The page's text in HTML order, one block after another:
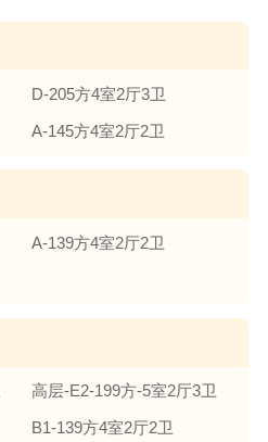
D-205方4室2厅3卫
A-145方4室2厅2卫
A-139方4室2厅2卫
高层-E2-199方-5室2厅3卫
B1-139方4室2厅2卫